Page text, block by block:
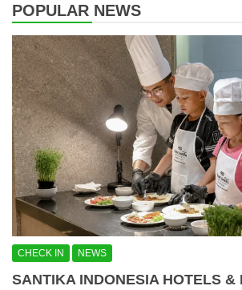
POPULAR NEWS
CHECK IN NEWS
SANTIKA INDONESIA HOTELS &